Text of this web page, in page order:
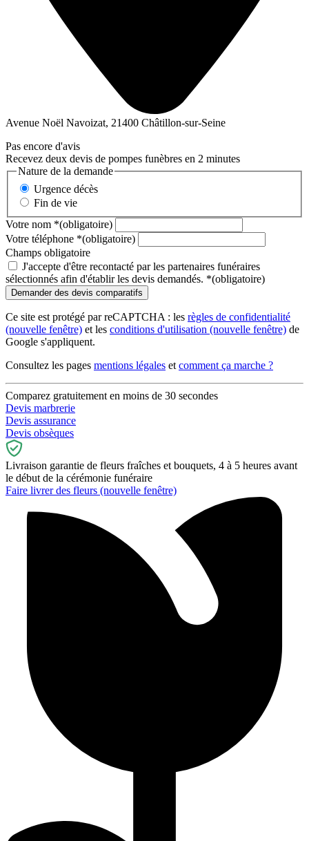
Avenue Noël Navoizat, 21400 Châtillon-sur-Seine
Pas encore d'avis
Recevez deux devis de pompes funèbres en 2 minutes
Nature de la demande
Urgence décès
Fin de vie
Votre nom *(obligatoire)
Votre téléphone *(obligatoire)
Champs obligatoire
J'accepte d'être recontacté par les partenaires funéraires
sélectionnés afin d'établir les devis demandés. *(obligatoire)
Ce site est protégé par reCAPTCHA : les règles de confidentialité
(nouvelle fenêtre) et les conditions d'utilisation (nouvelle fenêtre) de
Google s'appliquent.
Consultez les pages mentions légales et comment ça marche ?
Comparez gratuitement en moins de 30 secondes
Devis marbrerie
Devis assurance
Devis obsèques
Livraison garantie de fleurs fraîches et bouquets, 4 à 5 heures avant
le début de la cérémonie funéraire
Faire livrer des fleurs (nouvelle fenêtre)